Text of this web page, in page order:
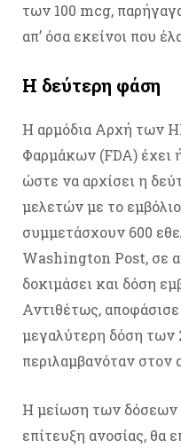
των 100 mcg,
απ’ όσα εκείνοι που
Η δεύτερη φάση
Η αρμόδια Αρχή των
Φαρμάκων (FDA) έχει
ώστε να αρχίσει η
μελετών με το
συμμετάσχουν 600
Washington Post, σε
δοκιμάσει και δόση
Αντιθέτως,
μεγαλύτερη δόση των
περιλαμβανόταν στον
Η μείωση των δόσεων
επίτευξη ανοσίας, θα